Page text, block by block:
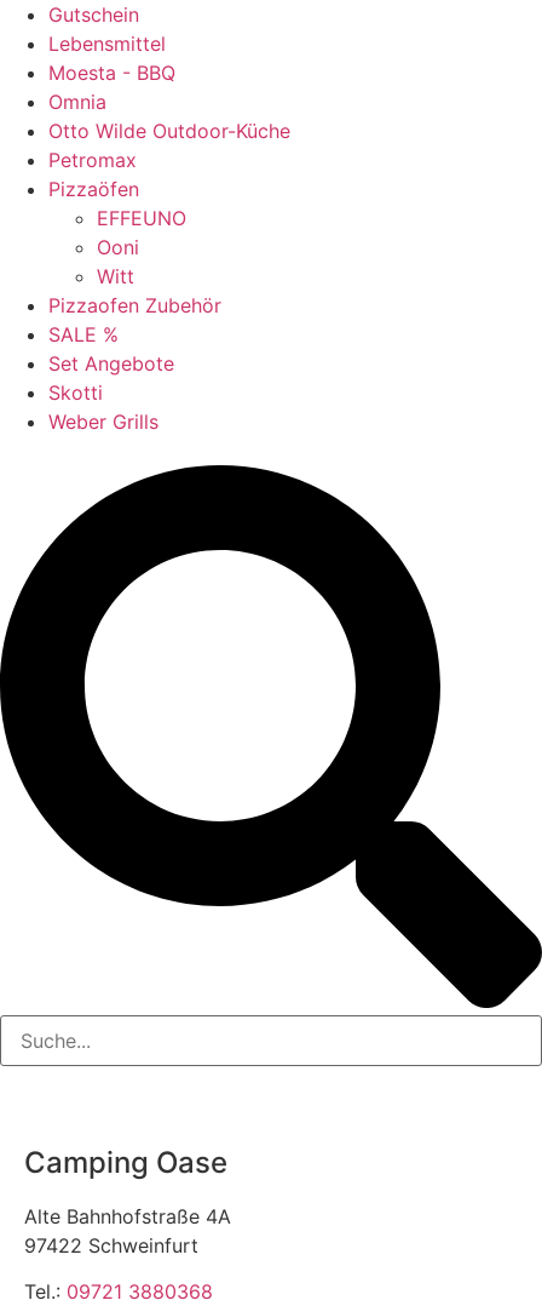
Gutschein
Lebensmittel
Moesta - BBQ
Omnia
Otto Wilde Outdoor-Küche
Petromax
Pizzaöfen
EFFEUNO
Ooni
Witt
Pizzaofen Zubehör
SALE %
Set Angebote
Skotti
Weber Grills
Camping Oase
Alte Bahnhofstraße 4A
97422 Schweinfurt
Tel.: 09721 3880368